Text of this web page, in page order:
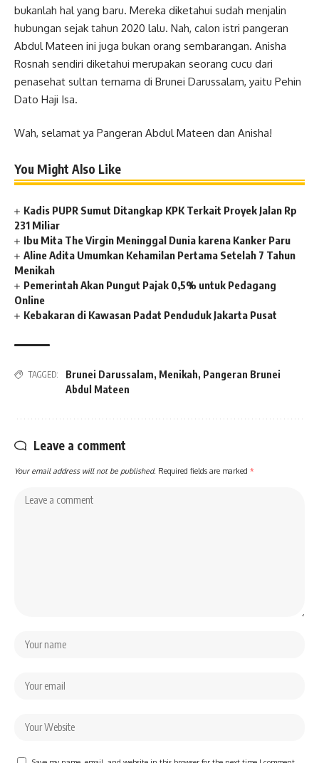
bukanlah hal yang baru. Mereka diketahui sudah menjalin
hubungan sejak tahun 2020 lalu. Nah, calon istri pangeran
Abdul Mateen ini juga bukan orang sembarangan. Anisha
Rosnah sendiri diketahui merupakan seorang cucu dari
penasehat sultan ternama di Brunei Darussalam, yaitu Pehin
Dato Haji Isa.
Wah, selamat ya Pangeran Abdul Mateen dan Anisha!
You Might Also Like
Kadis PUPR Sumut Ditangkap KPK Terkait Proyek Jalan Rp
231 Miliar
Ibu Mita The Virgin Meninggal Dunia karena Kanker Paru
Aline Adita Umumkan Kehamilan Pertama Setelah 7 Tahun
Menikah
Pemerintah Akan Pungut Pajak 0,5% untuk Pedagang
Online
Kebakaran di Kawasan Padat Penduduk Jakarta Pusat
TAGGED: Brunei Darussalam, Menikah, Pangeran Brunei
Abdul Mateen
Leave a comment
Your email address will not be published. Required fields are marked *